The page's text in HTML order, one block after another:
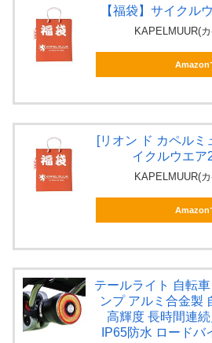
【福袋】サイクル
KAPELMUUR(
Amazon
[リオン ド カペルミ
イクルウエア
KAPELMUUR(
Amazon
テールライト 自転
ンプ アルミ合金製
高輝度 長時間連
IP65防水 ロードバ